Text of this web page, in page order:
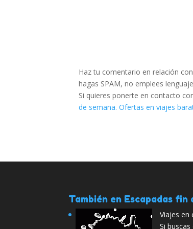
Haz tu comentario en relación con
hagas SPAM, no emplees
Si quieres ponerte en contacto
de semana. Ofertas en viajes
También en Escapadas fin
Viajes en
Si